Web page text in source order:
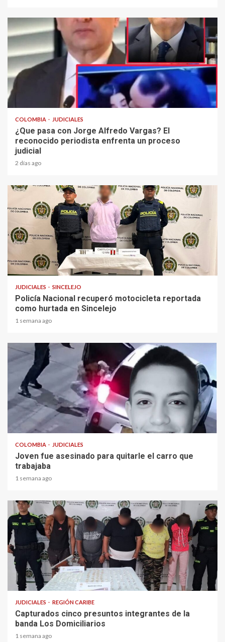
COLOMBIA JUDICIALES
¿Que pasa con Jorge Alfredo Vargas? El
reconocido periodista enfrenta un proceso
judicial
2 días ago
1 min read
JUDICIALES SINCELEJO
Policía Nacional recuperó motocicleta reportada
como hurtada en Sincelejo
1 semana ago
2 min read
COLOMBIA JUDICIALES
Joven fue asesinado para quitarle el carro que
trabajaba
1 semana ago
1 min read
JUDICIALES REGIÓN CARIBE
Capturados cinco presuntos integrantes de la
banda Los Domiciliarios
1 semana ago